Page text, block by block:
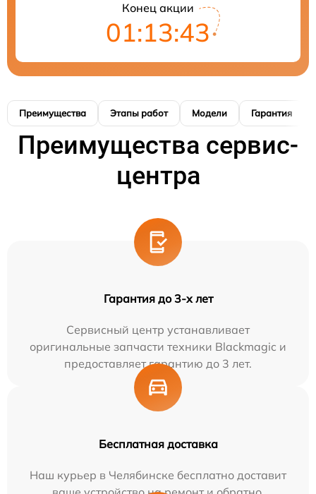
Конец акции
01:13:42
Преимущества Этапы работ Модели Гарантия
Преимущества сервис-
центра
Гарантия до 3-х лет
Сервисный центр устанавливает
оригинальные запчасти техники Blackmagic и
предоставляет гарантию до 3 лет.
Бесплатная доставка
Наш курьер в Челябинске бесплатно доставит